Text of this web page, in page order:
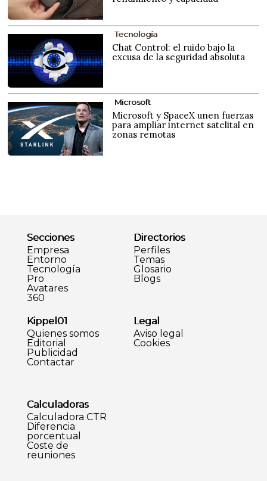
Tecnología
Chat Control: el ruido bajo la
excusa de la seguridad absoluta
Microsoft
Microsoft y SpaceX unen fuerzas
para ampliar internet satelital en
zonas remotas
Secciones
Empresa
Entorno
Tecnología
Pro
Avatares
360
Directorios
Perfiles
Temas
Glosario
Blogs
Kippel01
Quienes somos
Editorial
Publicidad
Contactar
Legal
Aviso legal
Cookies
Calculadoras
Calculadora CTR
Diferencia
porcentual
Coste de
reuniones